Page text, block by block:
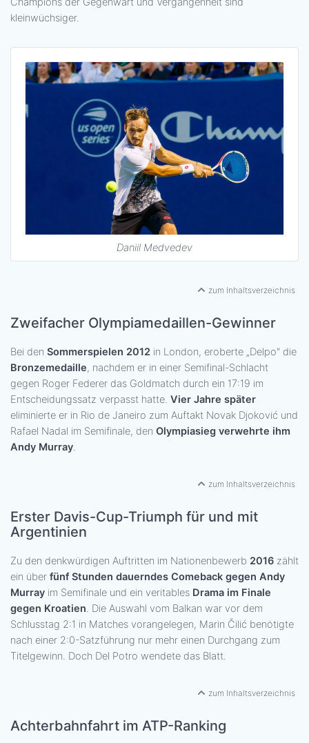
kleinwüchsiger.
Daniil Medvedev
zum Inhaltsverzeichnis
Zweifacher Olympiamedaillen-Gewinner
Bei den Sommerspielen 2012 in London, eroberte „Delpo" die
Bronzemedaille, nachdem er in einer Semifinal-Schlacht
gegen Roger Federer das Goldmatch durch ein 17:19 im
Entscheidungssatz verpasst hatte. Vier Jahre später
eliminierte er in Rio de Janeiro zum Auftakt Novak Djoković und
Rafael Nadal im Semifinale, den Olympiasieg verwehrte ihm
Andy Murray
zum Inhaltsverzeichnis
Erster Davis-Cup-Triumph für und mit
Argentinien
Zu den denkwürdigen Auftritten im Nationenbewerb 2016 zählt
ein über fünf Stunden dauerndes Comeback gegen Andy
Murray im Semifinale und ein veritables Drama im Finale
gegen Kroatien . Die Auswahl vom Balkan war vor dem
Schlusstag 2:1 in Matches vorangelegen, Marin Čilić benötigte
nach einer 2:0-Satzführung nur mehr einen Durchgang zum
Titelgewinn. Doch Del Potro wendete das Blatt.
zum Inhaltsverzeichnis
Achterbahnfahrt im ATP-Ranking